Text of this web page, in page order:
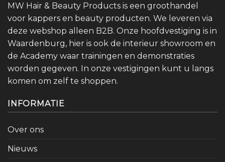
MW Hair & Beauty Products is een groothandel
voor kappers en beauty producten. We leveren via
deze webshop alleen B2B. Onze hoofdvestiging is in
Waardenburg, hier is ook de interieur showroom en
de Academy waar trainingen en demonstraties
worden gegeven. In onze vestigingen kunt u langs
komen om zelf te shoppen.
INFORMATIE
Over ons
Nieuws